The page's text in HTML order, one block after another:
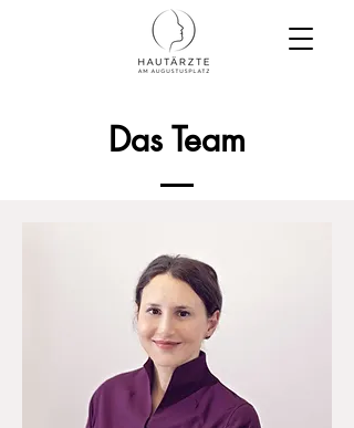
Das Team